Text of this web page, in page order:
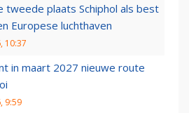
tweede plaats Schiphol als best
Europese luchthaven
10:37
in maart 2027 nieuwe route
9:59